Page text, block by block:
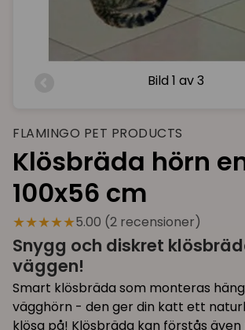
Bild 1 av 3
FLAMINGO PET PRODUCTS
Klösbräda hörn
100x56 cm
★★★★★5.00 (2 recensioner)
Snygg och diskret
väggen!
Smart klösbräda som monteras
vägghörn - den ger din katt ett
klösa på! Klösbräda kan förstås